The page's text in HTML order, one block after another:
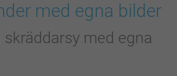
med egna bilder
med egna